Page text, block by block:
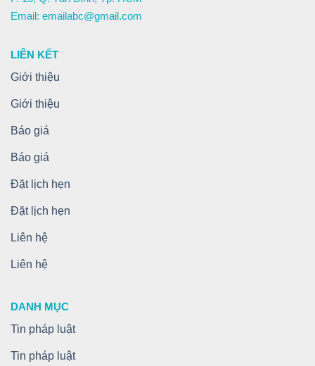
Email: emailabc@gmail.com
LIÊN KẾT
Giới thiệu
Giới thiệu
Báo giá
Báo giá
Đặt lịch hẹn
Đặt lịch hẹn
Liên hệ
Liên hệ
DANH MỤC
Tin pháp luật
Tin pháp luật